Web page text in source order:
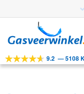
door
navigatie
naar
inhoud
Tools 9.2 —5108